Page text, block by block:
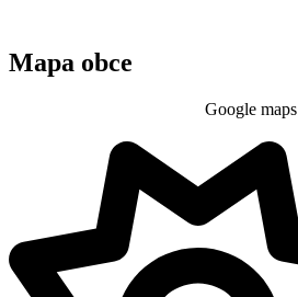
Mapa obce
Google maps